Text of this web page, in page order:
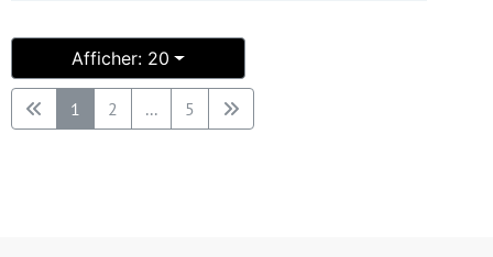
Afficher: 20
1 2 ... 5